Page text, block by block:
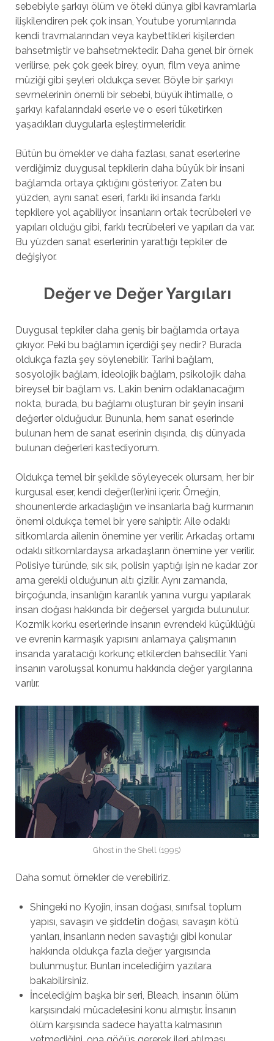
sebebiyle şarkıyı ölüm ve öteki dünya gibi kavramlarla
ilişkilendiren pek çok insan, Youtube yorumlarında
kendi travmalarından veya kaybettikleri kişilerden
bahsetmiştir ve bahsetmektedir. Daha genel bir örnek
verilirse, pek çok geek birey, oyun, film veya anime
müziği gibi şeyleri oldukça sever. Böyle bir şarkıyı
sevmelerinin önemli bir sebebi, büyük ihtimalle, o
şarkıyı kafalarındaki eserle ve o eseri tüketirken
yaşadıkları duygularla eşleştirmeleridir.
Bütün bu örnekler ve daha fazlası, sanat eserlerine
verdiğimiz duygusal tepkilerin daha büyük bir insani
bağlamda ortaya çıktığını gösteriyor. Zaten bu
yüzden, aynı sanat eseri, farklı iki insanda farklı
tepkilere yol açabiliyor. İnsanların ortak tecrübeleri ve
yapıları olduğu gibi, farklı tecrübeleri ve yapıları da var.
Bu yüzden sanat eserlerinin yarattığı tepkiler de
değişiyor.
Değer ve Değer Yargıları
Duygusal tepkiler daha geniş bir bağlamda ortaya
çıkıyor. Peki bu bağlamın içerdiği şey nedir? Burada
oldukça fazla şey söylenebilir. Tarihi bağlam,
sosyolojik bağlam, ideolojik bağlam, psikolojik daha
bireysel bir bağlam vs. Lakin benim odaklanacağım
nokta, burada, bu bağlamı oluşturan bir şeyin insani
değerler olduğudur. Bununla, hem sanat eserinde
bulunan hem de sanat eserinin dışında, dış dünyada
bulunan değerleri kastediyorum.
Oldukça temel bir şekilde söyleyecek olursam, her bir
kurgusal eser, kendi değer(ler)ini içerir. Örneğin,
shounenlerde arkadaşlığın ve insanlarla bağ kurmanın
önemi oldukça temel bir yere sahiptir. Aile odaklı
sitkomlarda ailenin önemine yer verilir. Arkadaş ortamı
odaklı sitkomlardaysa arkadaşların önemine yer verilir.
Polisiye türünde, sık sık, polisin yaptığı işin ne kadar zor
ama gerekli olduğunun altı çizilir. Aynı zamanda,
birçoğunda, insanlığın karanlık yanına vurgu yapılarak
insan doğası hakkında bir değersel yargıda bulunulur.
Kozmik korku eserlerinde insanın evrendeki küçüklüğü
ve evrenin karmaşık yapısını anlamaya çalışmanın
insanda yaratacığı korkunç etkilerden bahsedilir. Yani
insanın varoluşsal konumu hakkında değer yargılarına
varılır.
Ghost in the Shell (1995)
Daha somut örnekler de verebiliriz.
Shingeki no Kyojin, insan doğası, sınıfsal toplum
yapısı, savaşın ve şiddetin doğası, savaşın kötü
yanları, insanların neden savaştığı gibi konular
hakkında oldukça fazla değer yargısında
bulunmuştur. Bunları incelediğim yazılara
bakabilirsiniz.
İncelediğim başka bir seri, Bleach, insanın ölüm
karşısındaki mücadelesini konu almıştır. İnsanın
ölüm karşısında sadece hayatta kalmasının